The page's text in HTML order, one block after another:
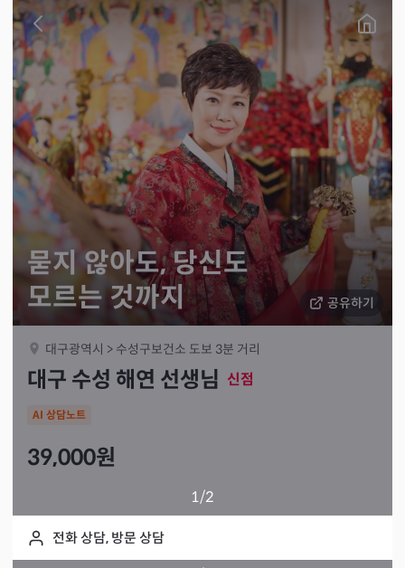
공유하기
묻지 않아도, 당신도
모르는 것까지
대구광역시 > 수성구보건소 도보 3분 거리
대구 수성 해연 선생님 신점
AI 상담노트
39,000원
1/2
전화 상담, 방문 상담